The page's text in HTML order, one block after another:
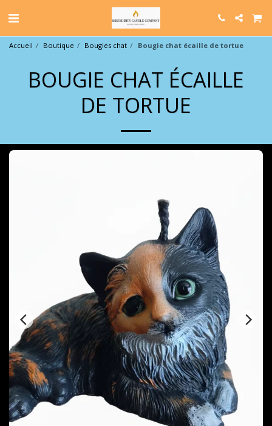
Accueil Boutique Bougies chat Bougie chat écaille de tortue
BOUGIE CHAT ÉCAILLE
DE TORTUE